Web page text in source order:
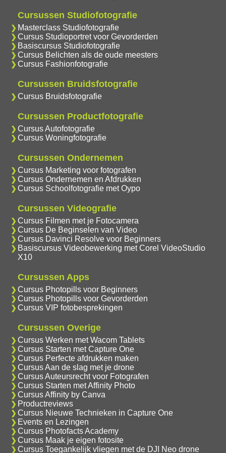
Cursussen Studiofotografie
Masterclass Studiofotografie
Cursus Studioportret voor Gevorderden
Basiscursus Studiofotografie
Cursus Belichten als de oude meesters
Cursus Fashionfotografie
Cursussen Bruidsfotografie
Cursus Bruidsfotografie
Cursussen Productfotografie
Cursus Autofotografie
Cursus Woningfotografie
Cursussen Ondernemen
Cursus Marketing voor fotografen
Cursus Ondernemen en Afdrukken
Cursus Schoolfotografie met Oypo
Cursussen Videografie
Cursus Filmen met je Fotocamera
Cursus De Beginselen van Video
Cursus Davinci Resolve voor Beginners
Basiscursus Videobewerking met Corel VideoStudio
X10
Cursussen Apps
Cursus Photopills voor Beginners
Cursus Photopills voor Gevorderden
Cursus VIP fotobesprekingen
Cursussen Overige
Cursus Werken met Wacom Tablets
Cursus Starten met Capture One
Cursus Perfecte afdrukken maken
Cursus Aan de slag met je drone
Cursus Auteursrecht voor Fotografen
Cursus Starten met Affinity Photo
Cursus Affinity by Canva
Productreviews
Cursus Nieuwe Technieken in Capture One
Events en Lezingen
Cursus Photofacts Academy
Cursus Maak je eigen fotosite
Cursus Toegankelijk vliegen met de DJI Neo drone